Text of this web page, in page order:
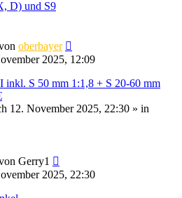
D) und S9
oberbayer
2025, 12:09
inkl. S 50 mm 1:1,8 + S 20-60 mm
12. November 2025, 22:30 » in
Gerry1
2025, 22:30